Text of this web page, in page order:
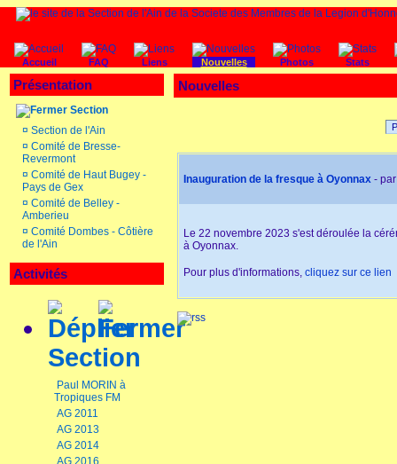
Accueil FAQ Liens Nouvelles Photos Stats
Présentation
Section
¤ Section de l'Ain
¤ Comité de Bresse-
Revermont
¤ Comité de Haut Bugey -
Pays de Gex
¤ Comité de Belley -
Amberieu
¤ Comité Dombes - Côtière
de l'Ain
Activités
Section
Paul MORIN à
Tropiques FM
AG 2011
AG 2013
AG 2014
AG 2016
Nouvelles
Inauguration de la fresque à Oyonnax -
Le 22 novembre 2023 s'est déroulée la
à Oyonnax.
Pour plus d'informations, cliquez sur ce lien